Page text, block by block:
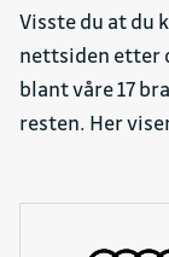
Visste du at du
nettsiden etter
blant våre 17
resten. Her